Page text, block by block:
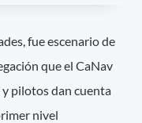
fue escenario de
que el CaNav
y pilotos dan cuenta
nivel